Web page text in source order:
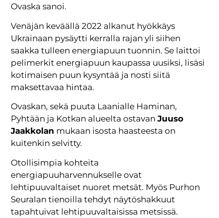
Ovaska sanoi.
Venäjän keväällä 2022 alkanut hyökkäys
Ukrainaan pysäytti kerralla rajan yli siihen
saakka tulleen energiapuun tuonnin. Se laittoi
pelimerkit energiapuun kaupassa uusiksi, lisäsi
kotimaisen puun kysyntää ja nosti siitä
maksettavaa hintaa.
Ovaskan, sekä puuta Laanialle Haminan,
Pyhtään ja Kotkan alueelta ostavanJuuso
Jaakkolan mukaan isosta haasteesta on
kuitenkin selvitty.
Otollisimpia kohteita
energiapuuharvennukselle ovat
lehtipuuvaltaiset nuoret metsät. Myös Purhon
Seuralan tienoilla tehdyt näytöshakkuut
tapahtuivat lehtipuuvaltaisissa metsissä.